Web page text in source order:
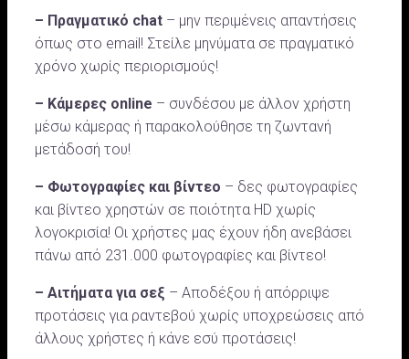
– Πραγματικό chat – μην περιμένεις απαντήσεις
όπως στο email! Στείλε μηνύματα σε πραγματικό
χρόνο χωρίς περιορισμούς!
– Κάμερες online – συνδέσου με άλλον χρήστη
μέσω κάμερας ή παρακολούθησε τη ζωντανή
μετάδοσή του!
– Φωτογραφίες και βίντεο – δες φωτογραφίες
και βίντεο χρηστών σε ποιότητα HD χωρίς
λογοκρισία! Οι χρήστες μας έχουν ήδη ανεβάσει
πάνω από 231.000 φωτογραφίες και βίντεο!
– Αιτήματα για σεξ – Αποδέξου ή απόρριψε
προτάσεις για ραντεβού χωρίς υποχρεώσεις από
άλλους χρήστες ή κάνε εσύ προτάσεις!